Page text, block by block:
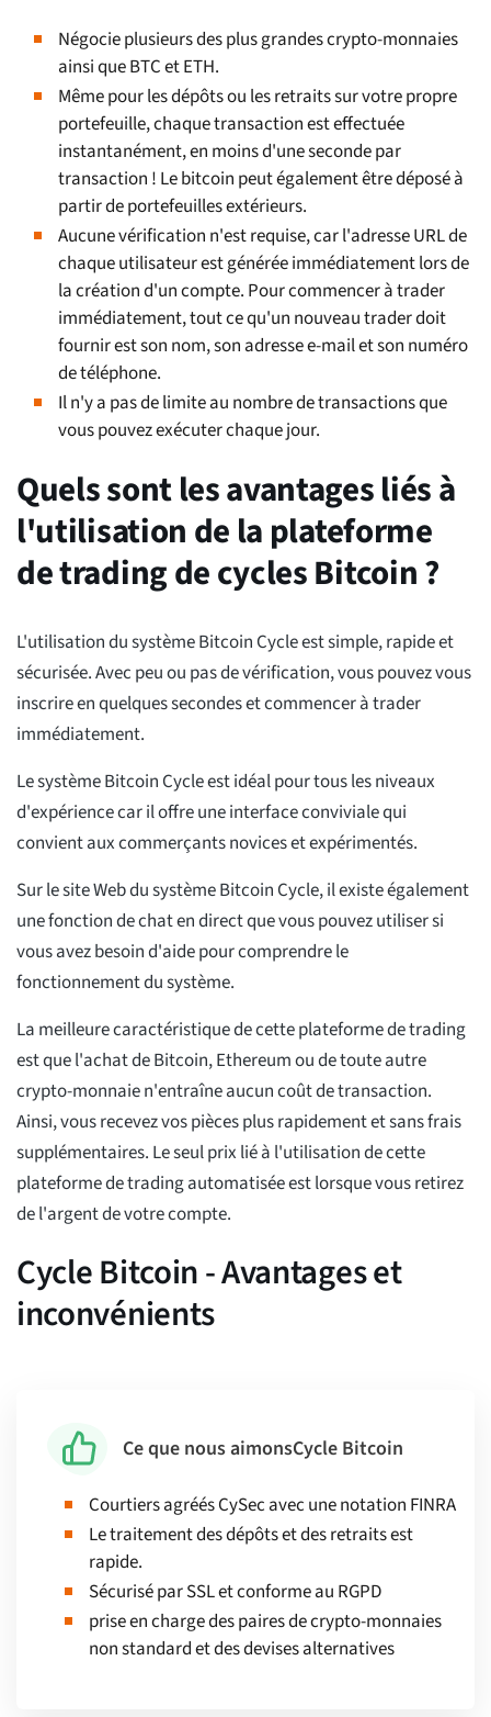
Négocie plusieurs des plus grandes crypto-monnaies
ainsi que BTC et ETH.
Même pour les dépôts ou les retraits sur votre propre
portefeuille, chaque transaction est effectuée
instantanément, en moins d'une seconde par
transaction ! Le bitcoin peut également être déposé à
partir de portefeuilles extérieurs.
Aucune vérification n'est requise, car l'adresse URL de
chaque utilisateur est générée immédiatement lors de
la création d'un compte. Pour commencer à trader
immédiatement, tout ce qu'un nouveau trader doit
fournir est son nom, son adresse e-mail et son numéro
de téléphone.
Il n'y a pas de limite au nombre de transactions que
vous pouvez exécuter chaque jour.
Quels sont les avantages liés à
l'utilisation de la plateforme
de trading de cycles Bitcoin ?
L'utilisation du système Bitcoin Cycle est simple, rapide et
sécurisée. Avec peu ou pas de vérification, vous pouvez vous
inscrire en quelques secondes et commencer à trader
immédiatement.
Le système Bitcoin Cycle est idéal pour tous les niveaux
d'expérience car il offre une interface conviviale qui
convient aux commerçants novices et expérimentés.
Sur le site Web du système Bitcoin Cycle, il existe également
une fonction de chat en direct que vous pouvez utiliser si
vous avez besoin d'aide pour comprendre le
fonctionnement du système.
La meilleure caractéristique de cette plateforme de trading
est que l'achat de Bitcoin, Ethereum ou de toute autre
crypto-monnaie n'entraîne aucun coût de transaction.
Ainsi, vous recevez vos pièces plus rapidement et sans frais
supplémentaires. Le seul prix lié à l'utilisation de cette
plateforme de trading automatisée est lorsque vous retirez
de l'argent de votre compte.
Cycle Bitcoin - Avantages et
inconvénients
Ce que nous aimonsCycle Bitcoin
Courtiers agréés CySec avec une notation FINRA
Le traitement des dépôts et des retraits est
rapide.
Sécurisé par SSL et conforme au RGPD
prise en charge des paires de crypto-monnaies
non standard et des devises alternatives